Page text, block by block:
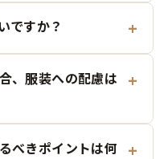
ですか？
、服装への配慮は
べきポイントは何